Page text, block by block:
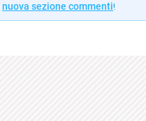
nuova sezione commenti!